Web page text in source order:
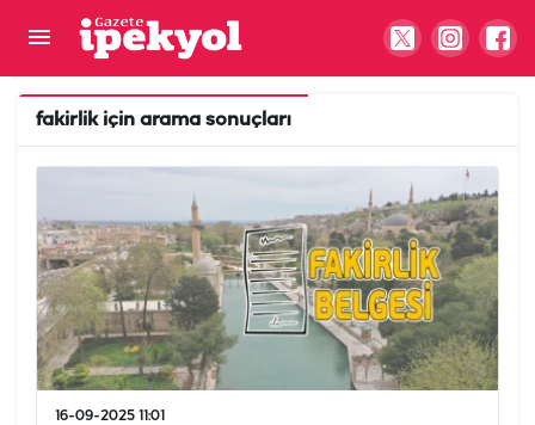
fakirlikiçin arama sonuçları
16-09-2025 11:01